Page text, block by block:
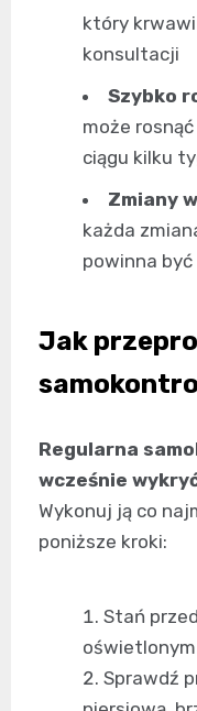
który
konsultacji
Szybko
może
ciągu kilku
Zmiany
każda
powinna
Jak
Regularna
wcześnie
Wykonuj ją co
poniższe kroki:
Stań
Sprawdź